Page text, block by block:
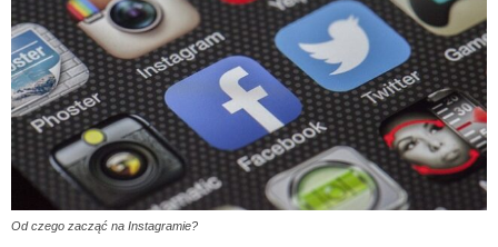
Od czego zacząć na Instagramie?